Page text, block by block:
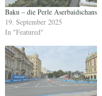
Baku – die Perle Aserbaidschans
19. September 2025
In "Featured"